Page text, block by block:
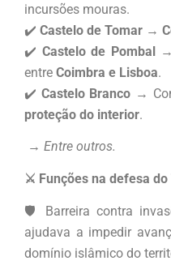
incursões mouras.
✔️ Castelo de Tomar →
✔️ Castelo de Pombal→
entre Coimbra e Lisboa.
✔️ Castelo Branco →
proteção do interior.
→ Entre outros.
⚔️ Funções na defesa do
🛡️ Barreira contra
ajudava a impedir
domínio islâmico do